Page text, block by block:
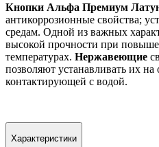
Кнопки Альфа Премиум
антикоррозионные свойства;
средам. Одной из важных
высокой прочности при
температурах. Нержавеющие
позволяют устанавливать их на
контактирующей с водой.
Характеристики